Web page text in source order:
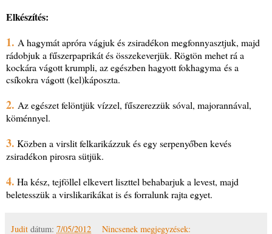
Elkészítés:
1. A hagymát apróra vágjuk és zsiradékon megfonnyasztjuk, majd
rádobjuk a fűszerpaprikát és összekeverjük. Rögtön mehet rá a
kockára vágott krumpli, az egészben hagyott fokhagyma és a
csíkokra vágott (kel)káposzta.
2. Az egészet felöntjük vízzel, fűszerezzük sóval, majorannával,
köménnyel.
3. Közben a virslit felkarikázzuk és egy serpenyőben kevés
zsiradékon pirosra sütjük.
4. Ha kész, tejföllel elkevert liszttel behabarjuk a levest, majd
beletesszük a virslikarikákat is és forralunk rajta egyet.
Judit dátum: 7/05/2012 Nincsenek megjegyzések: